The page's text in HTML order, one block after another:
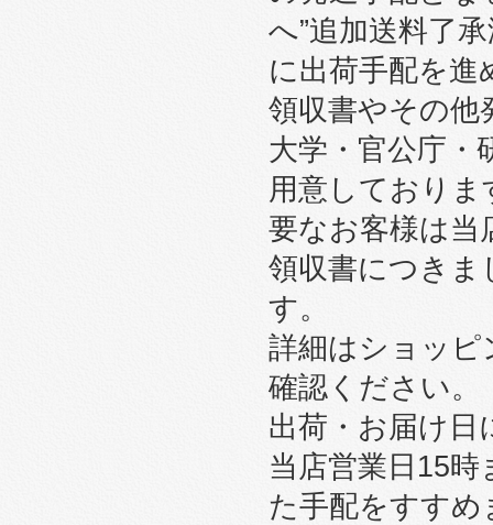
へ”追加送料了
に出荷手配を進
領収書やその他
大学・官公庁・
用意しておりま
要なお客様は当
領収書につきま
す。
詳細はショッ
確認ください。
出荷・お届け日
当店営業日15
た手配をすすめ